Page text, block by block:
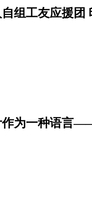
组工友应援团
为一种语言